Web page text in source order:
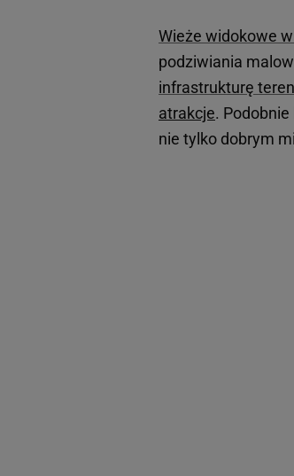
Wieże widokowe
podziwiania
infrastrukturę
atrakcje.
nie tylko dobrym